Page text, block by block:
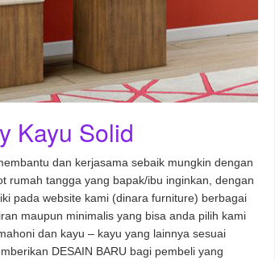
Kayu Solid
dan kerjasama sebaik mungkin dengan
rumah tangga yang bapak/ibu inginkan, dengan
pada website kami (dinara furniture) berbagai
maupun minimalis yang bisa anda pilih kami
dan kayu – kayu yang lainnya sesuai
DESAIN BARU bagi pembeli yang